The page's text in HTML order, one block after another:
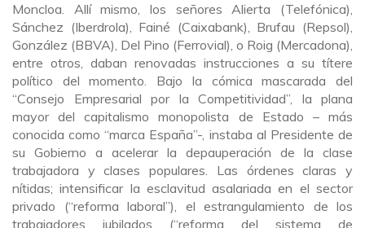
Moncloa. Allí mismo, los señores Alierta (Telefónica),
Sánchez (Iberdrola), Fainé (Caixabank), Brufau (Repsol),
González (BBVA), Del Pino (Ferrovial), o Roig (Mercadona),
entre otros, daban renovadas instrucciones a su títere
político del momento. Bajo la cómica mascarada del
“Consejo Empresarial por la Competitividad”, la plana
mayor del capitalismo monopolista de Estado – más
conocida como “marca España”-, instaba al Presidente de
su Gobierno a acelerar la depauperación de la clase
trabajadora y clases populares. Las órdenes claras y
nítidas; intensificar la esclavitud asalariada en el sector
privado (“reforma laboral”), el estrangulamiento de los
trabajadores jubilados (“reforma del sistema de